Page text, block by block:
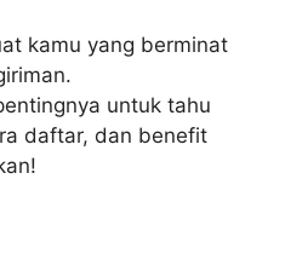
kamu yang berminat
untuk tahu
daftar, dan benefit